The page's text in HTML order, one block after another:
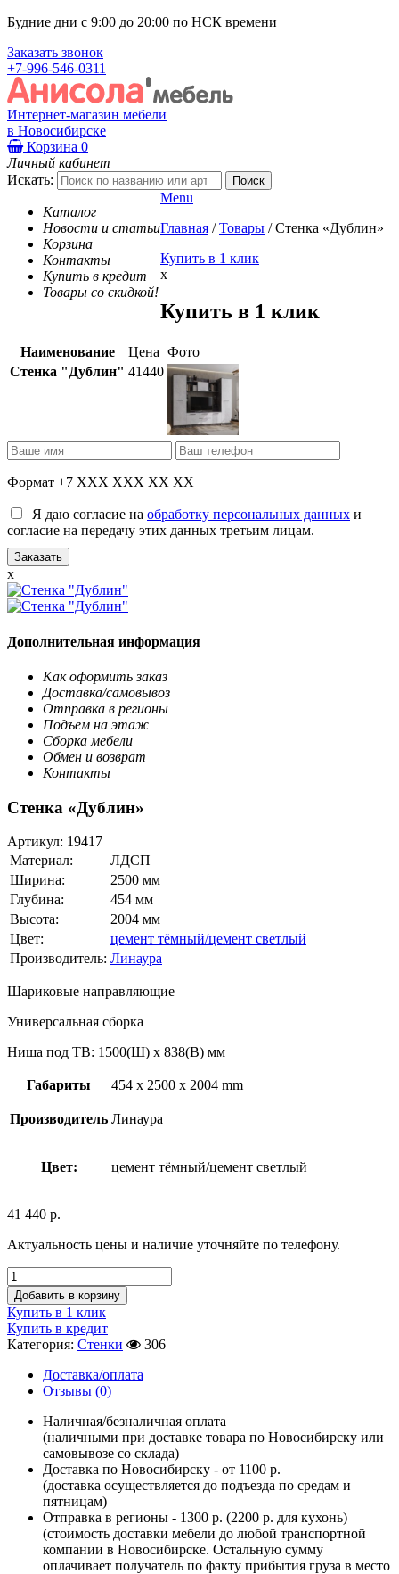
Будние дни с 9:00 до 20:00 по НСК времени
Заказать звонок
+7-996-546-0311
Интернет-магазин мебели
в Новосибирске
Корзина 0
Личный кабинет
Искать:
Каталог
Новости и статьи
Корзина
Контакты
Купить в кредит
Товары со скидкой!
Menu
Главная / Товары / Стенка «Дублин»
Купить в 1 клик
x
Купить в 1 клик
Наименование Цена Фото
Стенка "Дублин" 41440
Формат +7 XXX XXX XX XX
Я даю согласие на обработку персональных данных и
согласие на передачу этих данных третьим лицам.
x
Дополнительная информация
Как оформить заказ
Доставка/самовывоз
Отправка в регионы
Подъем на этаж
Сборка мебели
Обмен и возврат
Контакты
Стенка «Дублин»
Артикул: 19417
Материал:
ЛДСП
Ширина:
2500 мм
Глубина:
454 мм
Высота:
2004 мм
Цвет:
цемент тёмный/цемент светлый
Производитель: Линаура
Шариковые направляющие
Универсальная сборка
Ниша под ТВ: 1500(Ш) х 838(В) мм
Габариты 454 x 2500 x 2004 mm
Производитель Линаура
Цвет: цемент тёмный/цемент светлый
41 440 р.
Актуальность цены и наличие уточняйте по телефону.
Добавить в корзину
Купить в 1 клик
Купить в кредит
Категория: Стенки
306
Доставка/оплата
Отзывы (0)
Наличная/безналичная оплата
(наличными при доставке товара по Новосибирску или
самовывозе со склада)
Доставка по Новосибирску - от 1100 р.
(доставка осуществляется до подъезда по средам и
пятницам)
Отправка в регионы - 1300 р. (2200 р. для кухонь)
(стоимость доставки мебели до любой транспортной
компании в Новосибирске. Остальную сумму
оплачивает получатель по факту прибытия груза в место